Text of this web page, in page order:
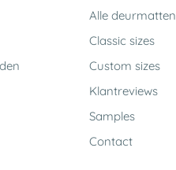
Alle deurmatten
Classic sizes
Custom sizes
Klantreviews
Samples
Contact